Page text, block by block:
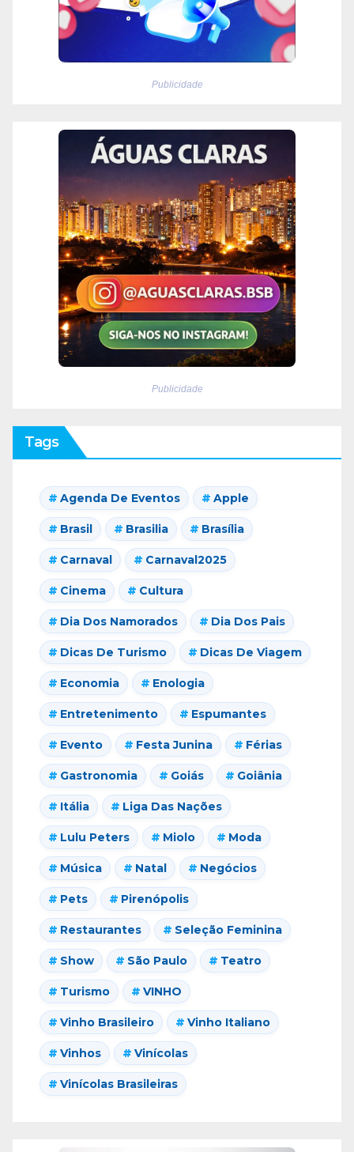
Publicidade
Publicidade
Tags
Agenda De Eventos Apple
Brasil Brasilia Brasília
Carnaval Carnaval2025
Cinema Cultura
Dia Dos Namorados Dia Dos Pais
Dicas De Turismo Dicas De Viagem
Economia Enologia
Entretenimento Espumantes
Evento Festa Junina Férias
Gastronomia Goiás Goiânia
Itália Liga Das Nações
Lulu Peters Miolo Moda
Música Natal Negócios
Pets Pirenópolis
Restaurantes Seleção Feminina
Show São Paulo Teatro
Turismo VINHO
Vinho Brasileiro Vinho Italiano
Vinhos Vinícolas
Vinícolas Brasileiras